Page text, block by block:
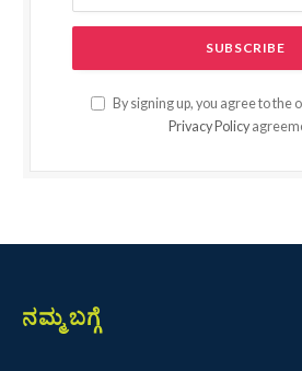
By signing up, you agree to the
Privacy Policy
ನಮ್ಮ ಬಗ್ಗೆ